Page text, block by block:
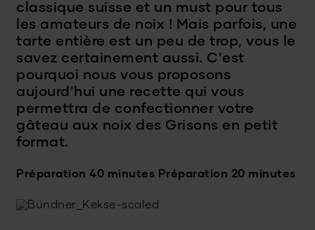
classique suisse et un must pour tous
les amateurs de noix ! Mais parfois, une
tarte entière est un peu de trop, vous le
savez certainement aussi. C'est
pourquoi nous vous proposons
aujourd'hui une recette qui vous
permettra de confectionner votre
gâteau aux noix des Grisons en petit
format.
Préparation 40 minutes Préparation 20 minutes